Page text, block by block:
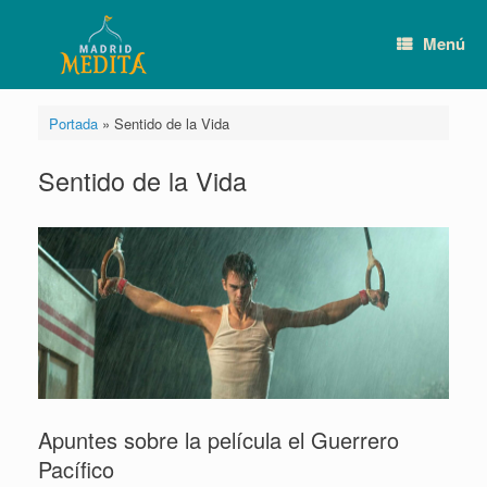
Menú
Portada» Sentido de la Vida
Sentido de la Vida
Apuntes sobre la película el Guerrero
Pacífico